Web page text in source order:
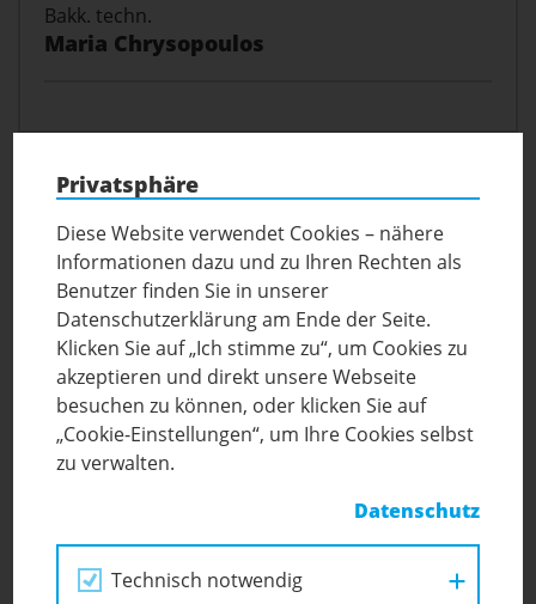
Bakk. techn.
Maria Chrysopoulos
PRAXISLEHRER:INNEN
Dr.
Privatsphäre
Diese Website verwendet Cookies – nähere
Informationen dazu und zu Ihren Rechten als
Benutzer finden Sie in unserer
Datenschutzerklärung am Ende der Seite.
Klicken Sie auf „Ich stimme zu“, um Cookies zu
akzeptieren und direkt unsere Webseite
besuchen zu können, oder klicken Sie auf
„Cookie-Einstellungen“, um Ihre Cookies selbst
zu verwalten.
Datenschutz
Technisch notwendig